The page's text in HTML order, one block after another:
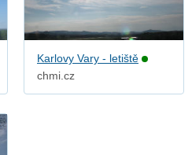
Karlovy Vary - letiště
chmi.cz